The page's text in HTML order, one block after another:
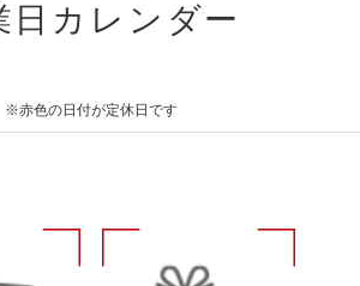
日カレンダー
※赤色の日付が定休日です